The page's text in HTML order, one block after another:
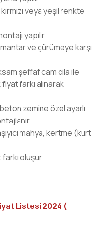
veya yeşil renkte
yapılır
ve çürümeye karşı
şeffaf cam cila ile
fiyat farkı alınarak
zemine özel ayarlı
mahya, kertme (kurt
oluşur
Listesi 2024 (